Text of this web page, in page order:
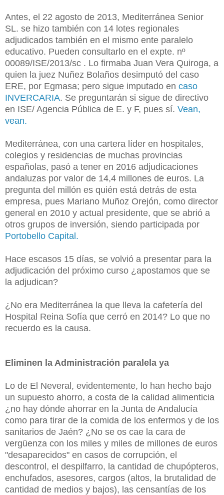
Antes, el 22 agosto de 2013, Mediterránea Senior
SL. se hizo también con 14 lotes regionales
adjudicados también en el mismo ente paralelo
educativo. Pueden consultarlo en el expte. nº
00089/ISE/2013/sc . Lo firmaba Juan Vera Quiroga, a
quien la juez Nuñez Bolaños desimputó del caso
ERE, por Egmasa; pero sigue imputado en caso
INVERCARIA. Se preguntarán si sigue de directivo
en ISE/ Agencia Pública de E. y F, pues sí. Vean,
vean.
Mediterránea, con una cartera líder en hospitales,
colegios y residencias de muchas provincias
españolas, pasó a tener en 2016 adjudicaciones
andaluzas por valor de 14,4 millones de euros. La
pregunta del millón es quién está detrás de esta
empresa, pues Mariano Muñoz Orejón, como director
general en 2010 y actual presidente, que se abrió a
otros grupos de inversión, siendo participada por
Portobello Capital.
Hace escasos 15 días, se volvió a presentar para la
adjudicación del próximo curso ¿apostamos que se
la adjudican?
¿No era Mediterránea la que lleva la cafetería del
Hospital Reina Sofía que cerró en 2014? Lo que no
recuerdo es la causa.
Eliminen la Administración paralela ya
Lo de El Neveral, evidentemente, lo han hecho bajo
un supuesto ahorro, a costa de la calidad alimenticia
¿no hay dónde ahorrar en la Junta de Andalucía
como para tirar de la comida de los enfermos y de los
sanitarios de Jaén? ¿No se os cae la cara de
vergüenza con los miles y miles de millones de euros
"desaparecidos" en casos de corrupción, el
descontrol, el despilfarro, la cantidad de chupópteros,
enchufados, asesores, cargos (altos, la brutalidad de
cantidad de medios y bajos), las censantías de los